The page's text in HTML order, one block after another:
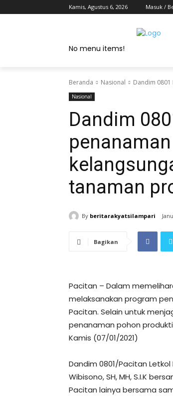
Kamis, Agustus 6, 2026 Masuk /
No menu items!
Beranda Nasional Dandim
Nasional
Dandim
tanaman
By beritarakyatsilampari
Bagikan
Pacitan – Dalam
melaksanakan program
Pacitan. Selain untuk
penanaman pohon
Kamis (07/01/2021)
Dandim 0801/Pacitan Letkol
Wibisono, SH, MH, S.I.K
Pacitan lainya bersama